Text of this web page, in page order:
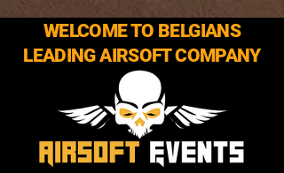
WELCOME TO BELGIANS
LEADING AIRSOFT COMPANY